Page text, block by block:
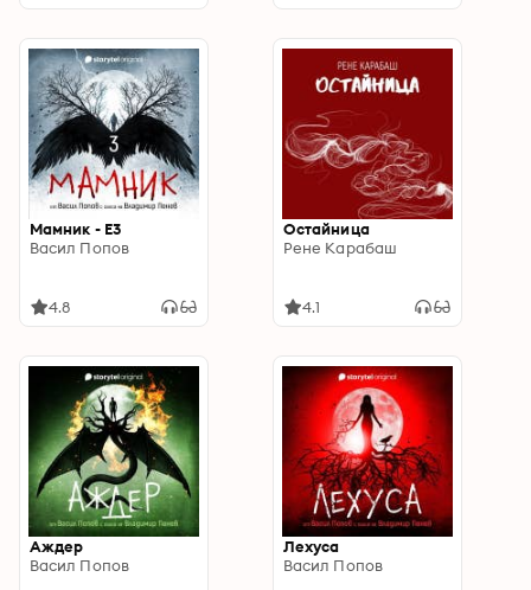
Мамник - E3
Васил Попов
4.8
Остайница
Рене Карабаш
4.1
Аждер
Васил Попов
Лехуса
Васил Попов